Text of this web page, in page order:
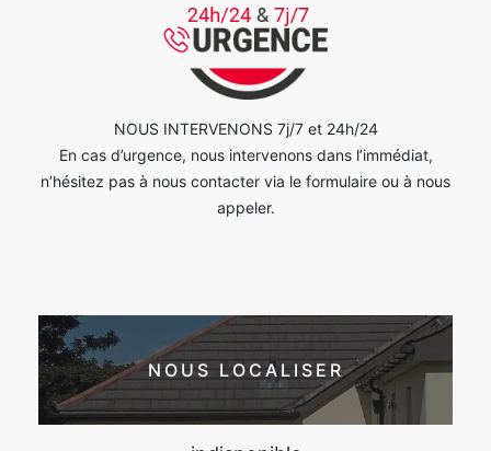
NOUS INTERVENONS 7j/7 et 24h/24
En cas d’urgence, nous intervenons dans l’immédiat,
n’hésitez pas à nous contacter via le formulaire ou à nous
appeler.
NOUS LOCALISER